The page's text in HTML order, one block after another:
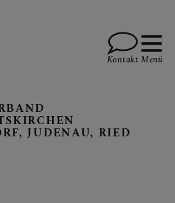
UND TEAM
SPIRITUALITÄT
JUDENAU, RIED
Kontakt Menü